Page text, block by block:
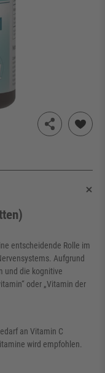
entscheidende Rolle im
Aufgrund
und die kognitive
oder „Vitamin der
an Vitamin C
wird empfohlen.